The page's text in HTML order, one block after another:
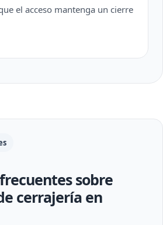
el acceso mantenga un cierre
sobre
cerrajería en